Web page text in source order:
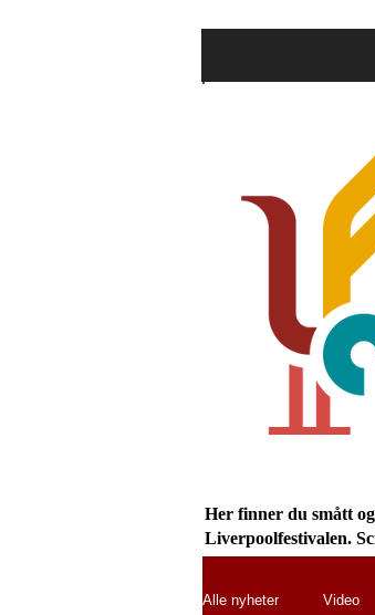
Her finner du smått
Liverpoolfestivalen.
Alle nyheter Video